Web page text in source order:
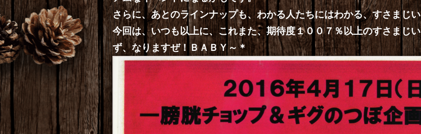
さらに、あとのラインナップも、わかる人たちにはわかる、すさまじ
今回は、いつも以上に、これまた、期待度１００７％以上のすさまじ
ず、なりますぜ！ＢＡＢＹ～＊